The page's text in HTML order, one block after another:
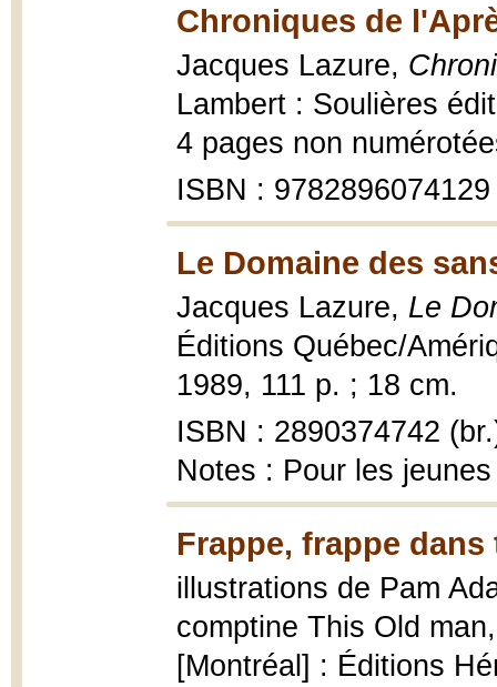
Chroniques de
Jacques Lazure,
Lambert : Soulières
4 pages non
ISBN : 9782896074129
Le Domaine des
Jacques Lazure, Le
Éditions Québec/
1989, 111 p. ; 18 cm.
ISBN : 2890374742
Notes : Pour les
Frappe, frappe dans
illustrations de Pam
comptine This Old
[Montréal] : Éditions